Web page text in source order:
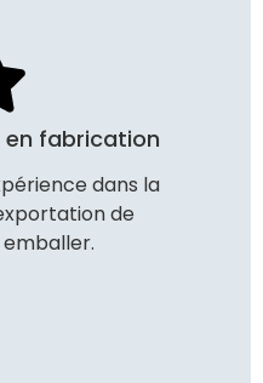
en fabrication
dans la
de